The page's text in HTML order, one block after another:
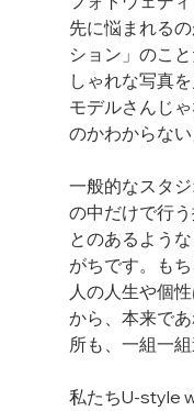
先に悩まれる
ション」のこ
しゃれな写真
モデルさんじ
のかわからな
一般的なスタ
の中だけで行
とのあるよう
がちです。も
人の人生や個
から、本来で
所も、一組一
私たちU-style